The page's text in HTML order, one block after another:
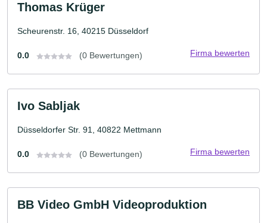
Thomas Krüger
Scheurenstr. 16, 40215 Düsseldorf
0.0 (0 Bewertungen) Firma bewerten
Ivo Sabljak
Düsseldorfer Str. 91, 40822 Mettmann
0.0 (0 Bewertungen) Firma bewerten
BB Video GmbH Videoproduktion